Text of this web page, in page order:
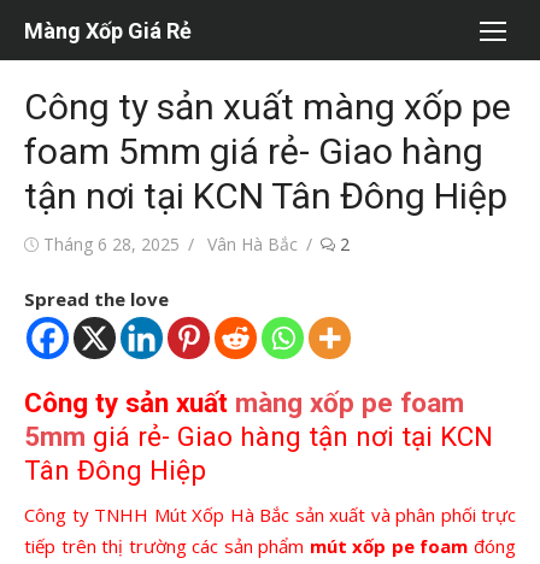
dung
Màng Xốp Giá Rẻ
Công ty sản xuất màng xốp pe
foam 5mm giá rẻ- Giao hàng
tận nơi tại KCN Tân Đông Hiệp
ĐăngTháng 6 28, 2025
Tác
Vân Hà Bắc 2
Spread the love
Công ty sản xuất màng xốp pe foam
5mm giá rẻ- Giao hàng tận nơi tại KCN
Tân Đông Hiệp
Công ty TNHH Mút Xốp Hà Bắc sản xuất và phân phối trực
tiếp trên thị trường các sản phẩm mút xốp pe foam đóng